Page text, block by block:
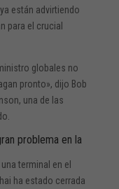
están advirtiendo
para el crucial
globales no
pronto», dijo Bob
una de las
problema en la
terminal en el
ha estado cerrada